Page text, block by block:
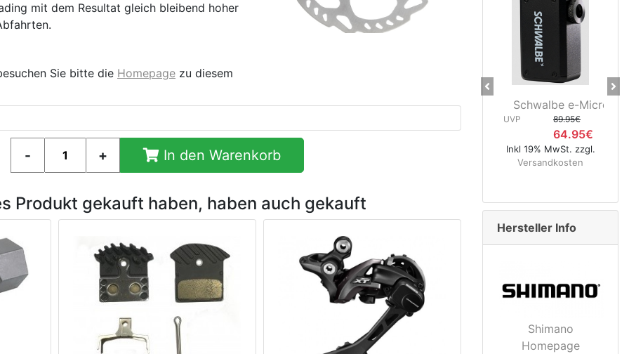
mit dem Resultat gleich bleibend hoher
Sie bitte die Homepage zu diesem
In den Warenkorb
Produkt gekauft haben, haben auch gekauft
Schwalbe e-Micro
UVP 89.95€
64.95€
Inkl 19% MwSt. zzgl.
Versandkosten
Previous
Hersteller Info
Shimano
Homepage